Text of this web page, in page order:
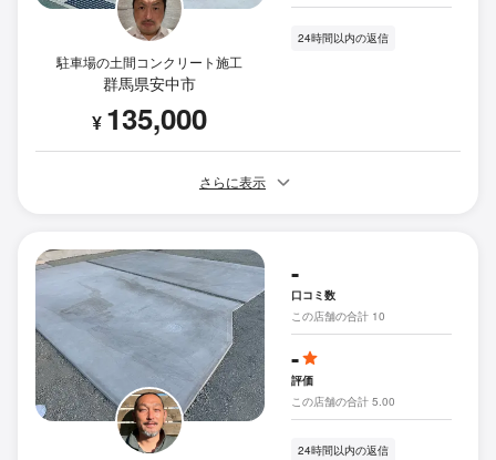
駐車場の土間コンクリート施工
群馬県安中市
¥ 135,000
24時間以内の返信
さらに表示
-
口コミ数
この店舗の合計 10
-
評価
この店舗の合計 5.00
24時間以内の返信